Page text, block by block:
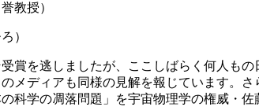
教授）
）
賞を逃しましたが、ここしばらく何人も
メディアも同様の見解を報じています。
科学の凋落問題」を宇宙物理学の権威・佐